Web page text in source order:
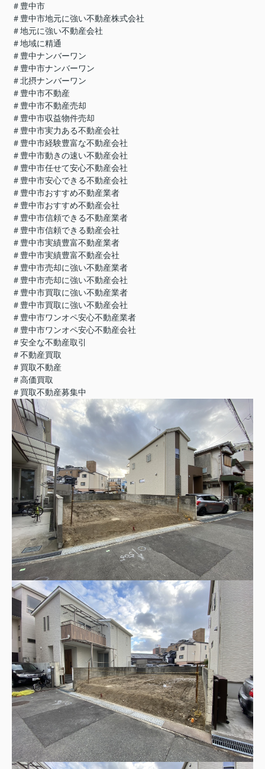
＃豊中市
＃豊中市地元に強い不動産株式会社
＃地元に強い不動産会社
＃地域に精通
＃豊中ナンバーワン
＃豊中市ナンバーワン
＃北摂ナンバーワン
＃豊中市不動産
＃豊中市不動産売却
＃豊中市収益物件売却
＃豊中市実力ある不動産会社
＃豊中市経験豊富な不動産会社
＃豊中市動きの速い不動産会社
＃豊中市任せて安心不動産会社
＃豊中市安心できる不動産会社
＃豊中市おすすめ不動産業者
＃豊中市おすすめ不動産会社
＃豊中市信頼できる不動産業者
＃豊中市信頼できる動産会社
＃豊中市実績豊富不動産業者
＃豊中市実績豊富不動産会社
＃豊中市売却に強い不動産業者
＃豊中市売却に強い不動産会社
＃豊中市買取に強い不動産業者
＃豊中市買取に強い不動産会社
＃豊中市ワンオペ安心不動産業者
＃豊中市ワンオペ安心不動産会社
＃安全な不動産取引
＃不動産買取
＃買取不動産
＃高価買取
＃買取不動産募集中